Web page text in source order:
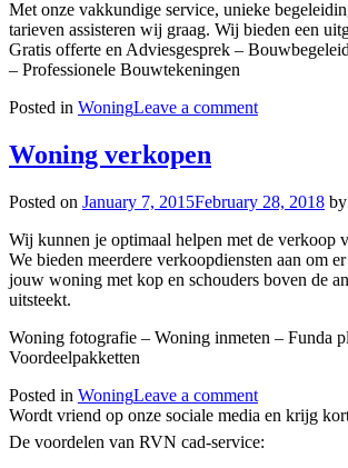
Met onze vakkundige service, unieke
tarieven assisteren wij graag. Wij bieden een
Gratis offerte en Adviesgesprek –
– Professionele Bouwtekeningen
Posted in WoningLeave a comment
Woning verkopen
Posted on January 7, 2015February 28, 2018 by
Wij kunnen je optimaal helpen met de verkoop
We bieden meerdere verkoopdiensten aan om
jouw woning met kop en schouders boven de
uitsteekt.
Woning fotografie – Woning inmeten – Funda
Voordeelpakketten
Posted in WoningLeave a comment
Wordt vriend op onze sociale media en krijg
De voordelen van RVN cad-service: